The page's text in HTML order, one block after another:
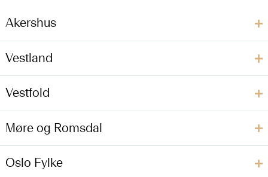
Akershus
Vestland
Vestfold
Møre og Romsdal
Oslo Fylke